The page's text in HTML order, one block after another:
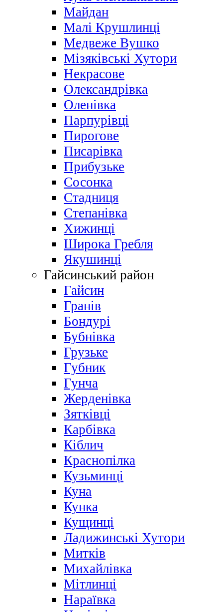
Майдан
Малі Крушлинці
Медвеже Вушко
Мізяківські Хутори
Некрасове
Олександрівка
Оленівка
Парпурівці
Пирогове
Писарівка
Прибузьке
Сосонка
Стадниця
Степанівка
Хижинці
Широка Гребля
Якушинці
Гайсинський район
Гайсин
Гранів
Бондурі
Бубнівка
Грузьке
Губник
Гунча
Жерденівка
Зятківці
Карбівка
Кіблич
Краснопілка
Кузьминці
Куна
Кунка
Кущинці
Ладижинські Хутори
Митків
Михайлівка
Мітлинці
Нараївка